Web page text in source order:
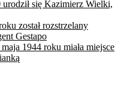
się Kazimierz Wielki,
został rozstrzelany
Gestapo
1944 roku miała miejsce